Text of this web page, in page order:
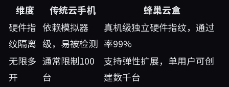
维度
传统云手机
蜂巢云盒
硬件指
纹隔离
依赖模拟器
级，易被检测
真机级独立硬件指纹，通过
率99%
无限多
开
通常限制100
台
支持弹性扩展，单用户可创
建数千台